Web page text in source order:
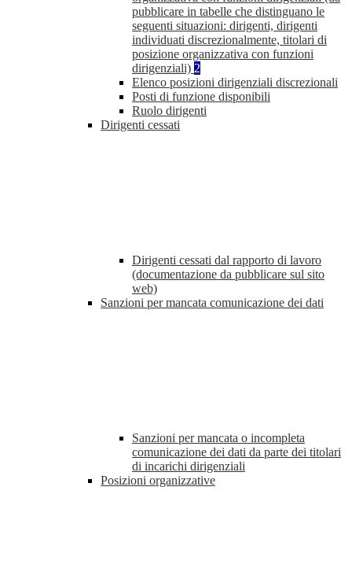
pubblicare in tabelle che distinguano le
seguenti situazioni: dirigenti, dirigenti
individuati discrezionalmente, titolari di
posizione organizzativa con funzioni
dirigenziali) 2
Elenco posizioni dirigenziali discrezionali
Posti di funzione disponibili
Ruolo dirigenti
Dirigenti cessati
Dirigenti cessati dal rapporto di lavoro
(documentazione da pubblicare sul sito
web)
Sanzioni per mancata comunicazione dei dati
Sanzioni per mancata o incompleta
comunicazione dei dati da parte dei titolari
di incarichi dirigenziali
Posizioni organizzative